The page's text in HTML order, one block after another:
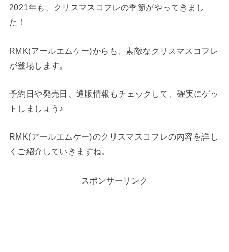
2021年も、クリスマスコフレの季節がやってきまし
た！
RMK(アールエムケー)からも、素敵なクリスマスコフレ
が登場します。
予約日や発売日、通販情報もチェックして、確実にゲッ
トしましょう♪
RMK(アールエムケー)のクリスマスコフレの内容を詳し
くご紹介していきますね。
スポンサーリンク